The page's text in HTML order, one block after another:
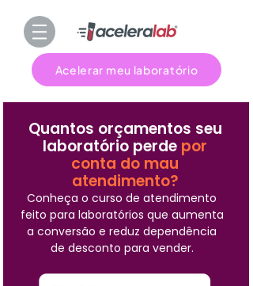
Acelerar meu laboratório
Quantos orçamentos seu
laboratório perde por
conta do mau
atendimento?
Conheça o curso de atendimento
feito para laboratórios que aumenta
a conversão e reduz dependência
de desconto para vender.